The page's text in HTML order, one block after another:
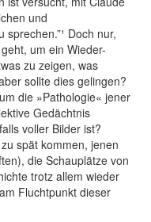
und
Doch nur,
um ein Wieder-
zu zeigen, was
sollte dies gelingen?
die »Pathologie« jener
Gedächtnis
voller Bilder ist?
spät kommen, jenen
die Schauplätze von
trotz allem wieder
Fluchtpunkt dieser